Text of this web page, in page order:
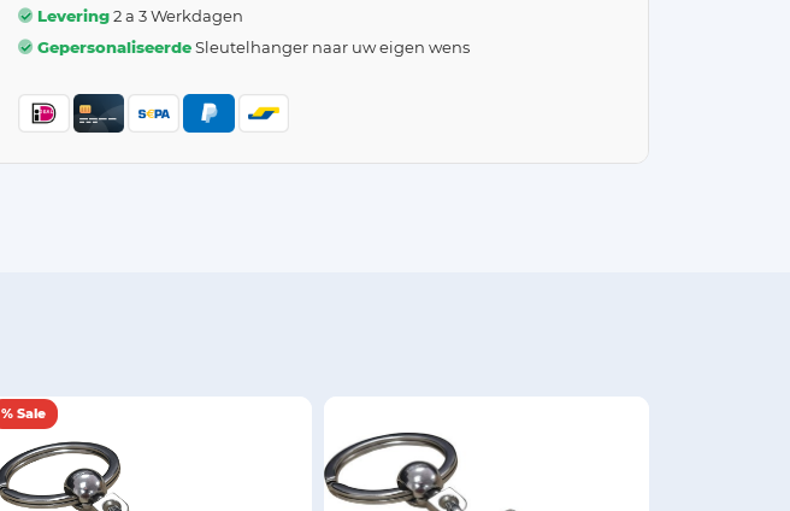
Levering2 a 3 Werkdagen
GepersonaliseerdeSleutelhanger naar uw eigen wens
% Sale